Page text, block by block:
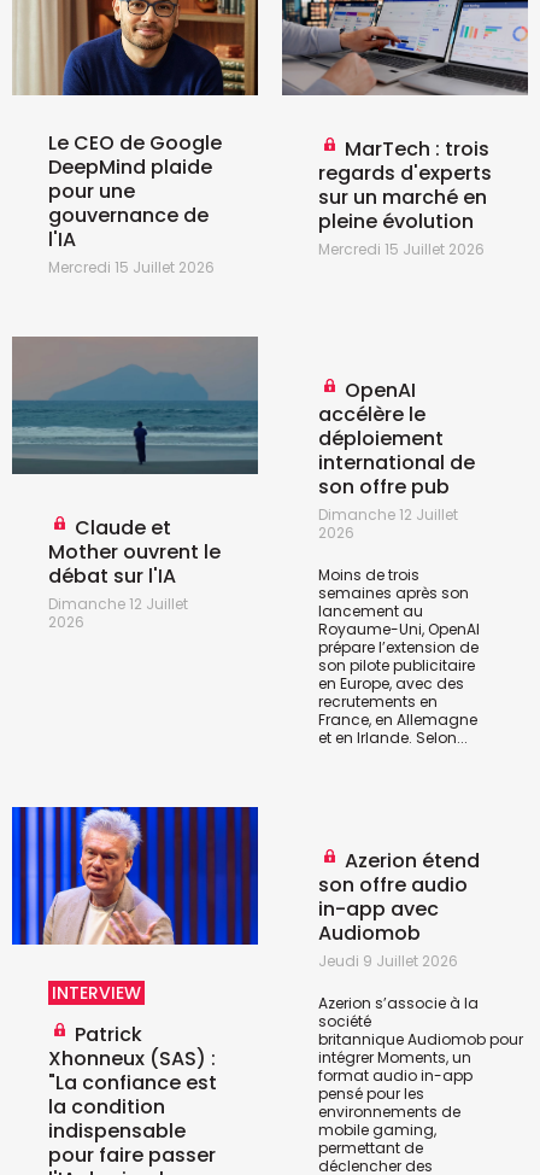
Le CEO de Google
DeepMind plaide
pour une
gouvernance de
l'IA
Mercredi 15 Juillet 2026
MarTech : trois
regards d'experts
sur un marché en
pleine évolution
Mercredi 15 Juillet 2026
Claude et
Mother ouvrent le
débat sur l'IA
Dimanche 12 Juillet
2026
OpenAI
accélère le
déploiement
international de
son offre pub
Dimanche 12 Juillet
2026
Moins de trois
semaines après son
lancement au
Royaume-Uni, OpenAI
prépare l’extension de
son pilote publicitaire
en Europe, avec des
recrutements en
France, en Allemagne
et en Irlande. Selon...
INTERVIEW
Patrick
Xhonneux (SAS) :
"La confiance est
la condition
indispensable
pour faire passer
Azerion étend
son offre audio
in-app avec
Audiomob
Jeudi 9 Juillet 2026
Azerion s’associe à la
société
britanniqueAudiomobpour
intégrer Moments, un
format audio in-app
pensé pour les
environnements de
mobile gaming,
permettant de
déclencher des